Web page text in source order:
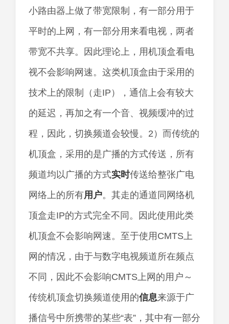
小路由器上做了带宽限制，有一部分用于
平时的上网，有一部分用来看电视，两者
带宽不共享。因此理论上，用机顶盒看电
视不会影响网速。这类机顶盒由于采用的
技术上的限制（走IP），通信上会有较大
的延迟，再加之有一个音、视频缓冲的过
程，因此，切换频道会较慢。2）而传统的
机顶盒，采用的是广播的方式传送，所有
频道均以广播的方式实时传送给整张广电
网络上的所有用户。其走的通道同网络机
顶盒走IP的方式完全不同。因此使用此类
机顶盒不会影响网速。至于使用CMTS上
网的情况，由于与数字电视频道所在频点
不同，因此不会影响CMTS上网的用户～
传统机顶盒切换频道使用的信息来源于广
播信号中所携带的某些“表”，其中有一部分